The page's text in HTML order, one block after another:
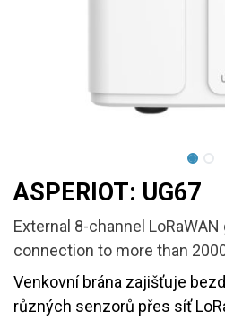
ASPERIOT: UG67
External 8-channel
connection to more than
Venkovní brána zajišťuje
různých senzorů přes síť